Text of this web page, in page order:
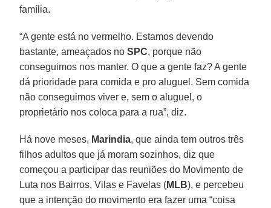
família.
“A gente está no vermelho. Estamos devendo
bastante, ameaçados noSPC, porque não
conseguimos nos manter. O que a gente faz? A gente
dá prioridade para comida e pro aluguel. Sem comida
não conseguimos viver e, sem o aluguel, o
proprietário nos coloca para a rua”, diz.
Há nove meses, Marindia, que ainda tem outros três
filhos adultos que já moram sozinhos, diz que
começou a participar das reuniões do Movimento de
Luta nos Bairros, Vilas e Favelas (MLB), e percebeu
que a intenção do movimento era fazer uma “coisa